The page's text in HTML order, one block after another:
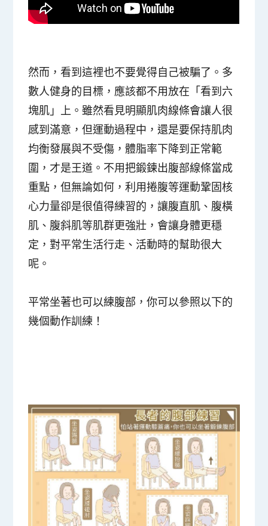
然而，看到這裡也不要覺得自己被騙了。多
數人健身的目標，應該都不用放在「看到六
塊肌」上。雖然看見明顯肌肉線條會讓人很
感到滿意，但運動過程中，還是要保持肌肉
均衡發展與不受傷，體脂率下降到正常範
圍，才是王道。不用把鍛鍊出腹部線條當成
重點，但無論如何，利用捲腹等運動鞏固核
心力量卻是很值得練習的，讓腹直肌、腹橫
肌、腹斜肌等肌群更強壯，會讓身體更穩
定，對平常生活行走、活動時的幫助很大
呢。
平常坐著也可以練腹部，你可以參照以下的
幾個動作訓練！